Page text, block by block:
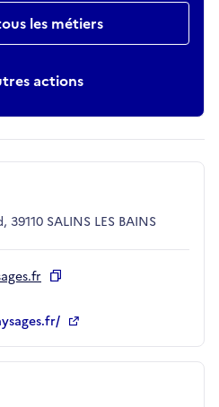
les métiers
actions
SALINS LES BAINS